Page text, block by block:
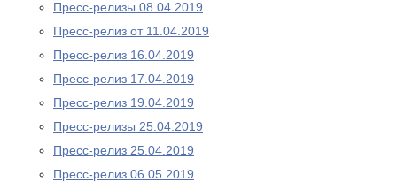
Пресс-релизы 08.04.2019
Пресс-релиз от 11.04.2019
Пресс-релиз 16.04.2019
Пресс-релиз 17.04.2019
Пресс-релиз 19.04.2019
Пресс-релизы 25.04.2019
Пресс-релиз 25.04.2019
Пресс-релиз 06.05.2019